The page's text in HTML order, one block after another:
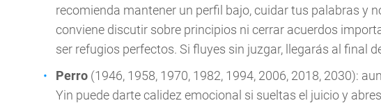
recomienda mantener un perfil bajo, cuidar tus palabras y
conviene discutir sobre principios ni cerrar acuerdos
ser refugios perfectos. Si fluyes sin juzgar, llegarás al final
Perro (1946, 1958, 1970, 1982, 1994, 2006, 2018, 2030):
Yin puede darte calidez emocional si sueltas el juicio y